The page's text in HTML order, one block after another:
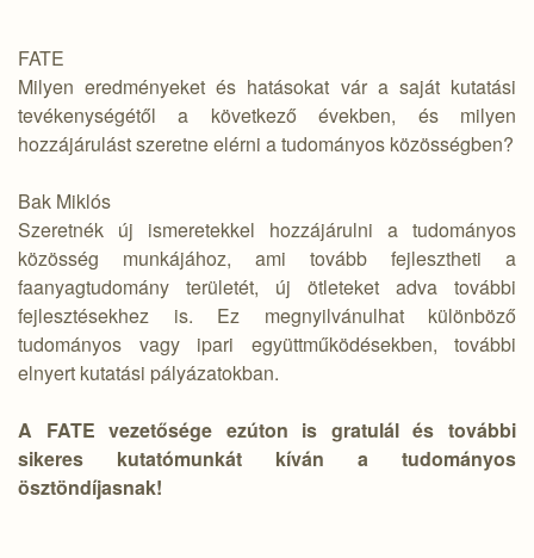
FATE
Milyen eredményeket és hatásokat vár a saját kutatási
tevékenységétől a következő években, és milyen
hozzájárulást szeretne elérni a tudományos közösségben?
Bak Miklós
Szeretnék új ismeretekkel hozzájárulni a tudományos
közösség munkájához, ami tovább fejlesztheti a
faanyagtudomány területét, új ötleteket adva további
fejlesztésekhez is. Ez megnyilvánulhat különböző
tudományos vagy ipari együttműködésekben, további
elnyert kutatási pályázatokban.
A FATE vezetősége ezúton is gratulál és további
sikeres kutatómunkát kíván a tudományos
ösztöndíjasnak!